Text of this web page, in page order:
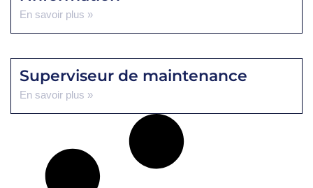
En savoir plus »
Superviseur de maintenance
En savoir plus »